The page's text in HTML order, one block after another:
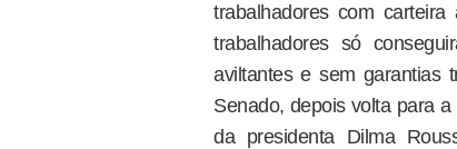
trabalhadores com
trabalhadores só
aviltantes e sem garantias
Senado, depois volta para
da presidenta Dilma